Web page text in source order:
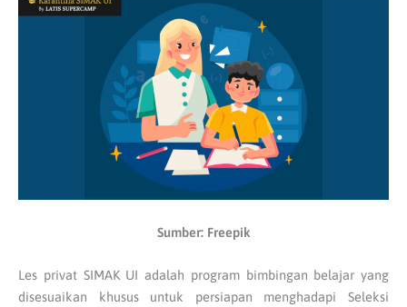
Sumber: Freepik
Les privat SIMAK UI adalah program bimbingan belajar yang
disesuaikan khusus untuk persiapan menghadapi Seleksi